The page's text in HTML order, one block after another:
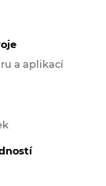
a aplikací